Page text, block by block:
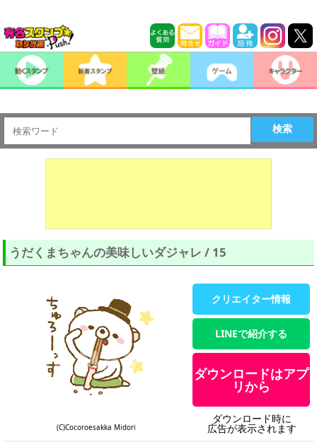
検索
うだくまちゃんの美味しいダジャレ / 15
(C)Cocoroesakka Midori
クリエイター情報
LINEで紹介する
ダウンロードはアプ
リから
ダウンロード時に
広告が表示されます